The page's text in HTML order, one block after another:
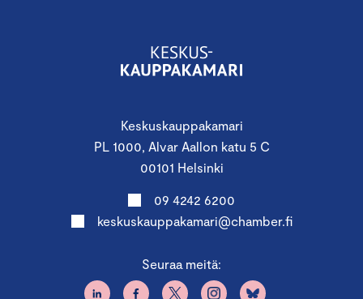
Keskuskauppakamari
PL 1000, Alvar Aallon katu 5 C
00101 Helsinki
09 4242 6200
keskuskauppakamari@chamber.fi
Seuraa meitä: